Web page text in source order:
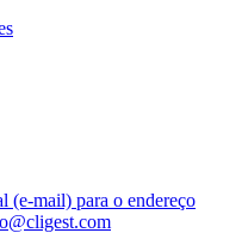
(e-mail) para o endereço